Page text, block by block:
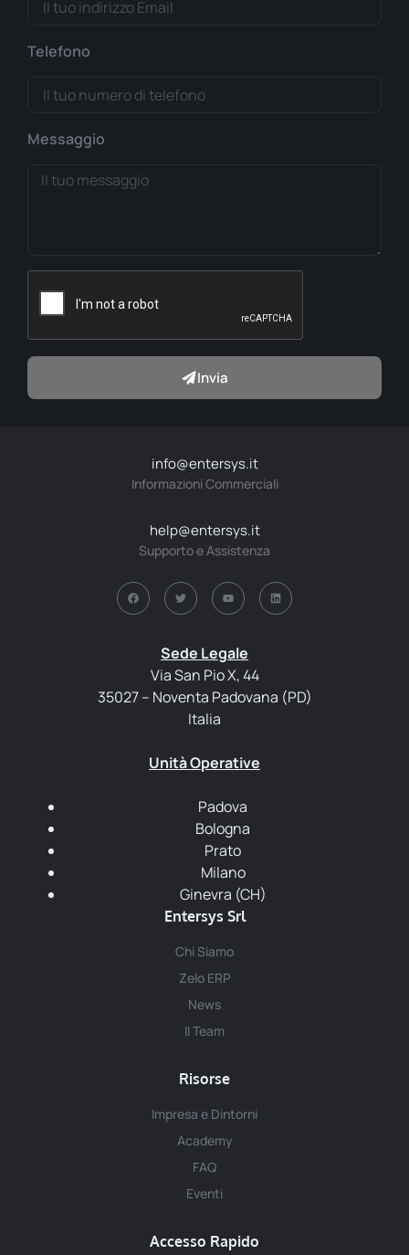
info@entersys.it
Informazioni Commerciali
help@entersys.it
Supporto e Assistenza
Sede Legale
Via San Pio X, 44
35027 – Noventa Padovana (PD)
Italia
Unità Operative
Padova
Bologna
Prato
Milano
Ginevra (CH)
Entersys Srl
Chi Siamo
Zelo ERP
News
Il Team
Risorse
Impresa e Dintorni
Academy
FAQ
Eventi
Accesso Rapido
Telefono
Messaggio
Invia